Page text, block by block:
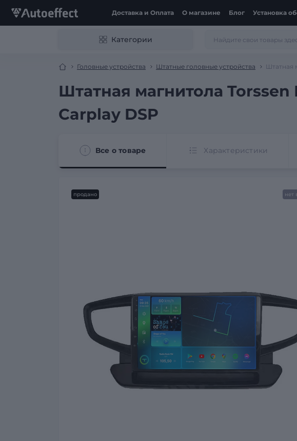
Доставка и Оплата О магазине Блог Установка
Категории
Головные устройства Штатные головные устройства Штатная
Штатная магнитола Torssen
Carplay DSP
Все о товаре Характеристики
продано нет